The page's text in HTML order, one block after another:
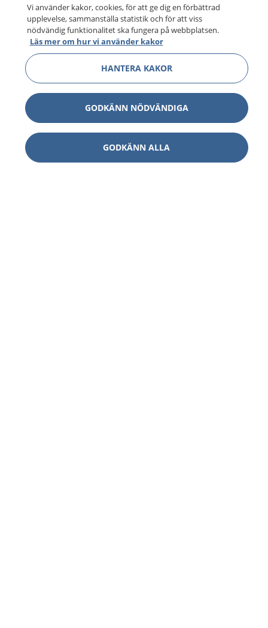
Vi använder kakor, cookies, för att ge dig en förbättrad
upplevelse, sammanställa statistik och för att viss
nödvändig funktionalitet ska fungera på webbplatsen.
Läs mer om hur vi använder kakor
HANTERA KAKOR
GODKÄNN NÖDVÄNDIGA
GODKÄNN ALLA